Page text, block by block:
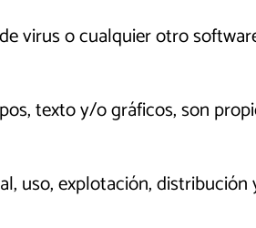
virus o cualquier otro
texto y/o gráficos, son
uso, explotación,